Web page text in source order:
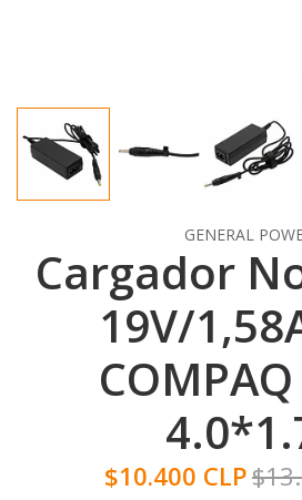
GENERAL
Cargador
19V/
$10.400 CLP